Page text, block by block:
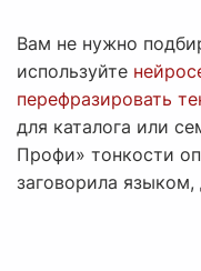
Вам не нужно
используйте
перефразировать
для каталога или
Профи» тонкости
заговорила